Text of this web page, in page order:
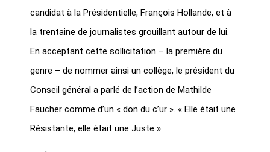
candidat à la Présidentielle, François Hollande, et à
la trentaine de journalistes grouillant autour de lui.
En acceptant cette sollicitation – la première du
genre – de nommer ainsi un collège, le président du
Conseil général a parlé de l’action de Mathilde
Faucher comme d’un « don du c’ur ». « Elle était une
Résistante, elle était une Juste ».